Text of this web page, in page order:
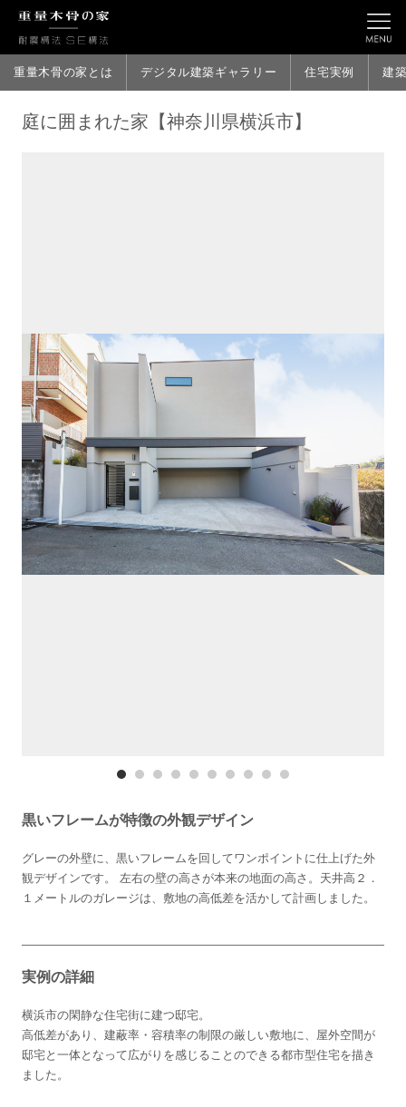
重量木骨の家とは デジタル建築ギャラリー 住宅実例 建
庭に囲まれた家【神奈川県横浜市】
黒いフレームが特徴の外観デザイン
グレーの外壁に、黒いフレームを回してワンポイントに仕上げた外
観デザインです。 左右の壁の高さが本来の地面の高さ。天井高２．
１メートルのガレージは、敷地の高低差を活かして計画しました。
実例の詳細
横浜市の閑静な住宅街に建つ邸宅。
高低差があり、建蔽率・容積率の制限の厳しい敷地に、屋外空間が
邸宅と一体となって広がりを感じることのできる都市型住宅を描き
ました。